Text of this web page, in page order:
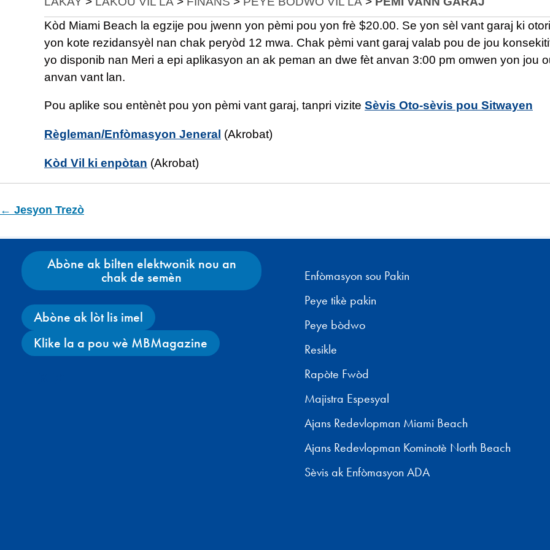
Kòd Miami Beach la egzije pou jwenn yon pèmi pou yon frè $20.00. Se yon sèl vant garaj ki
yon kote rezidansyèl nan chak peryòd 12 mwa. Chak pèmi vant garaj valab pou de jou
yo disponib nan Meri a epi aplikasyon an ak peman an dwe fèt anvan 3:00 pm omwen yon jou
anvan vant lan.
Pou aplike sou entènèt pou yon pèmi vant garaj, tanpri vizite Sèvis Oto-sèvis pou Sitwayen
Règleman/Enfòmasyon Jeneral (Akrobat)
Kòd Vil ki enpòtan (Akrobat)
← Jesyon Trezò
Abòne ak bilten elektwonik nou an
chak de semèn
Abòne ak lòt lis imel
Klike la a pou wè MBMagazine
Enfòmasyon sou Pakin
Peye tikè pakin
Peye bòdwo
Resikle
Rapòte Fwòd
Majistra Espesyal
Ajans Redevlopman Miami Beach
Ajans Redevlopman Kominotè North Beach
Sèvis ak Enfòmasyon ADA